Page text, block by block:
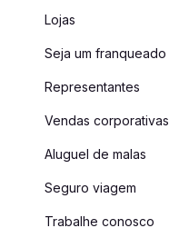
Lojas
Seja um franqueado
Representantes
Vendas corporativas
Aluguel de malas
Seguro viagem
Trabalhe conosco